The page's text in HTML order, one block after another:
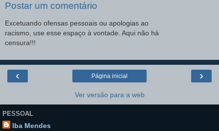
Postar um comentário
Excetuando ofensas pessoais ou apologias ao
racismo, use esse espaço à vontade. Aqui não há
censura!!!
‹ ›
Página inicial
Ver versão para a web
PESSOAL
Iba Mendes